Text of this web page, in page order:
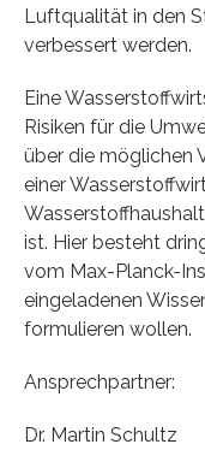
Luftqualität in den
verbessert werden.
Eine
Risiken für die
über die möglichen
einer
ist. Hier besteht
vom Max-Planck-
eingeladenen
formulieren wollen.
Ansprechpartner:
Dr. Martin Schultz